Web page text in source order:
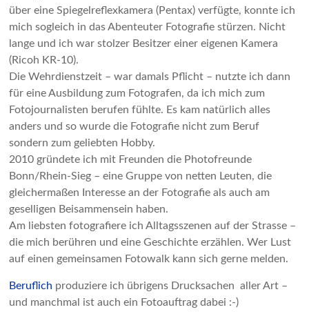
über eine Spiegelreflexkamera (Pentax) verfügte, konnte ich
mich sogleich in das Abenteuter Fotografie stürzen. Nicht
lange und ich war stolzer Besitzer einer eigenen Kamera
(Ricoh KR-10).
Die Wehrdienstzeit – war damals Pflicht – nutzte ich dann
für eine Ausbildung zum Fotografen, da ich mich zum
Fotojournalisten berufen fühlte. Es kam natürlich alles
anders und so wurde die Fotografie nicht zum Beruf
sondern zum geliebten Hobby.
2010 gründete ich mit Freunden die Photofreunde
Bonn/Rhein-Sieg – eine Gruppe von netten Leuten, die
gleichermaßen Interesse an der Fotografie als auch am
geselligen Beisammensein haben.
Am liebsten fotografiere ich Alltagsszenen auf der Strasse –
die mich berühren und eine Geschichte erzählen. Wer Lust
auf einen gemeinsamen Fotowalk kann sich gerne melden.
Beruflich produziere ich übrigens Drucksachen aller Art –
und manchmal ist auch ein Fotoauftrag dabei :-)